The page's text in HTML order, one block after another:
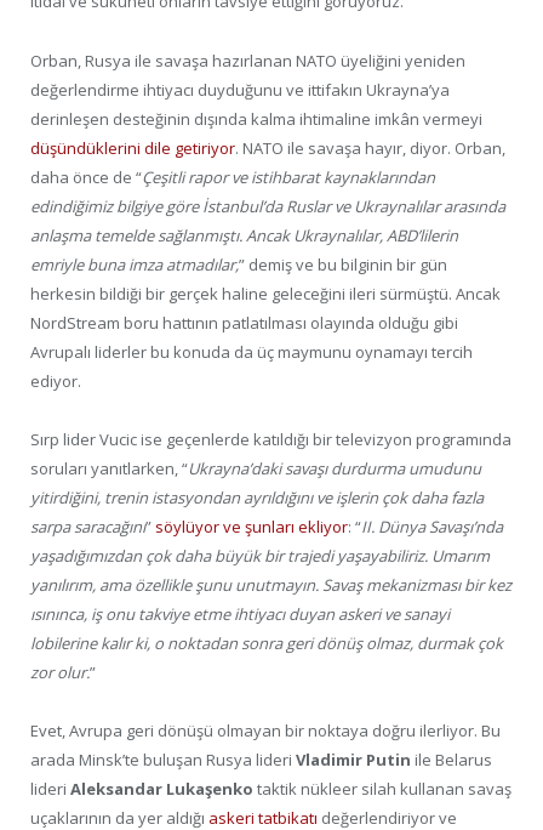
Orban, Rusya ile savaşa hazırlanan NATO üyeliğini yeniden
değerlendirme ihtiyacı duyduğunu ve ittifakın Ukrayna’ya
derinleşen desteğinin dışında kalma ihtimaline imkân vermeyi
düşündüklerini dile getiriyor. NATO ile savaşa hayır, diyor. Orban,
daha önce de “Çeşitli rapor ve istihbarat kaynaklarından
edindiğimiz bilgiye göre İstanbul’da Ruslar ve Ukraynalılar arasında
anlaşma temelde sağlanmıştı. Ancak Ukraynalılar, ABD’lilerin
emriyle buna imza atmadılar,” demiş ve bu bilginin bir gün
herkesin bildiği bir gerçek haline geleceğini ileri sürmüştü. Ancak
NordStream boru hattının patlatılması olayında olduğu gibi
Avrupalı liderler bu konuda da üç maymunu oynamayı tercih
ediyor.
Sırp lider Vucic ise geçenlerde katıldığı bir televizyon programında
soruları yanıtlarken, “Ukrayna’daki savaşı durdurma umudunu
yitirdiğini, trenin istasyondan ayrıldığını ve işlerin çok daha fazla
sarpa saracağını” söylüyor ve şunları ekliyor: “II. Dünya Savaşı’nda
yaşadığımızdan çok daha büyük bir trajedi yaşayabiliriz. Umarım
yanılırım, ama özellikle şunu unutmayın. Savaş mekanizması bir kez
ısınınca, iş onu takviye etme ihtiyacı duyan askeri ve sanayi
lobilerine kalır ki, o noktadan sonra geri dönüş olmaz, durmak çok
zor olur.”
Evet, Avrupa geri dönüşü olmayan bir noktaya doğru ilerliyor. Bu
arada Minsk’te buluşan Rusya lideri Vladimir Putin ile Belarus
lideri Aleksandar Lukaşenko taktik nükleer silah kullanan savaş
uçaklarının da yer aldığı askeri tatbikatı değerlendiriyor ve